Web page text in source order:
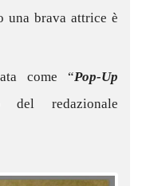
una brava attrice è
come “Pop-Up
redazionale